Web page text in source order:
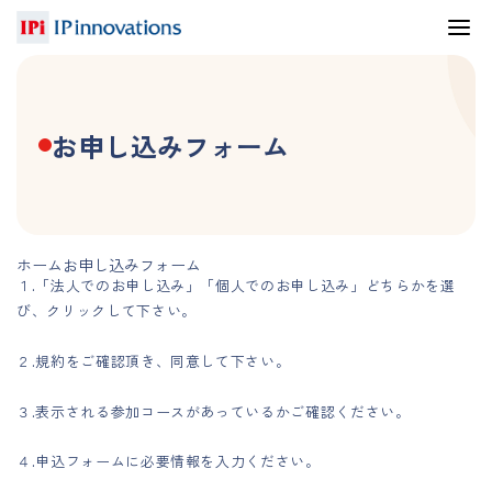
お申し込みフォーム
ホーム お申し込みフォーム
１.「法人でのお申し込み」「個人でのお申し込み」どちらかを選
び、クリックして下さい。
２.規約をご確認頂き、同意して下さい。
３.表示される参加コースがあっているかご確認ください。
４.申込フォームに必要情報を入力ください。